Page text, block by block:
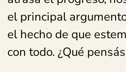
el principal
el hecho de que
con todo. ¿Qué